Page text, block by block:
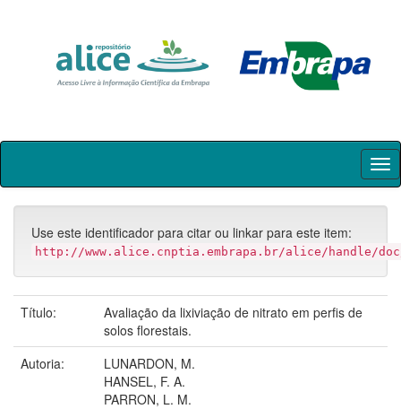
Skip
Use este identificador para citar ou linkar para este item:
http://www.alice.cnptia.embrapa.br/alice/handle/
Título:
Avaliação da lixiviação de nitrato em perfis de
solos florestais.
Autoria:
LUNARDON, M.
HANSEL, F. A.
PARRON, L. M.